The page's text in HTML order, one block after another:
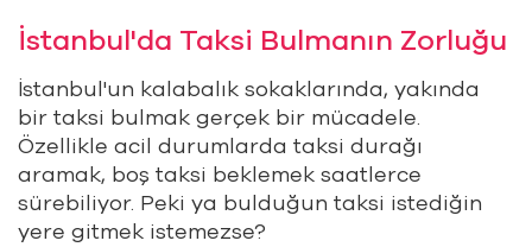
İstanbul'da Taksi Bulmanın Zorluğu
İstanbul'un kalabalık sokaklarında, yakında
bir taksi bulmak gerçek bir mücadele.
Özellikle acil durumlarda taksi durağı
aramak, boş taksi beklemek saatlerce
sürebiliyor. Peki ya bulduğun taksi istediğin
yere gitmek istemezse?